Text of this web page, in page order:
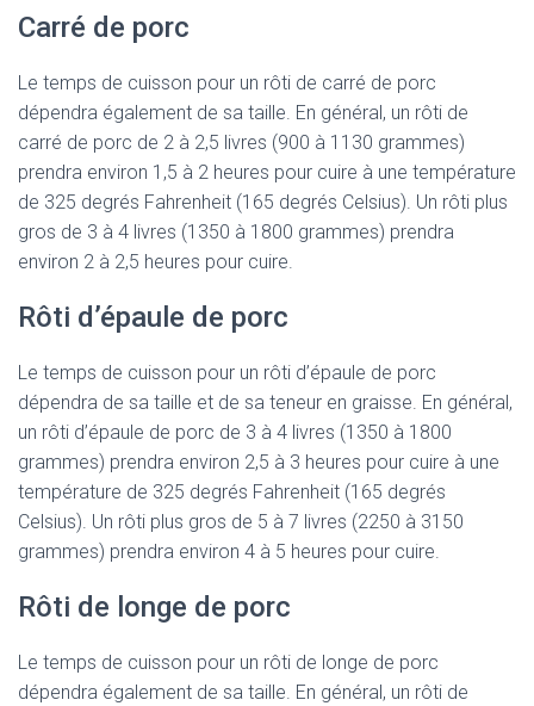
Carré de porc
Le temps de cuisson pour un rôti de carré de porc
dépendra également de sa taille. En général, un rôti de
carré de porc de 2 à 2,5 livres (900 à 1130 grammes)
prendra environ 1,5 à 2 heures pour cuire à une température
de 325 degrés Fahrenheit (165 degrés Celsius). Un rôti plus
gros de 3 à 4 livres (1350 à 1800 grammes) prendra
environ 2 à 2,5 heures pour cuire.
Rôti d’épaule de porc
Le temps de cuisson pour un rôti d’épaule de porc
dépendra de sa taille et de sa teneur en graisse. En général,
un rôti d’épaule de porc de 3 à 4 livres (1350 à 1800
grammes) prendra environ 2,5 à 3 heures pour cuire à une
température de 325 degrés Fahrenheit (165 degrés
Celsius). Un rôti plus gros de 5 à 7 livres (2250 à 3150
grammes) prendra environ 4 à 5 heures pour cuire.
Rôti de longe de porc
Le temps de cuisson pour un rôti de longe de porc
dépendra également de sa taille. En général, un rôti de